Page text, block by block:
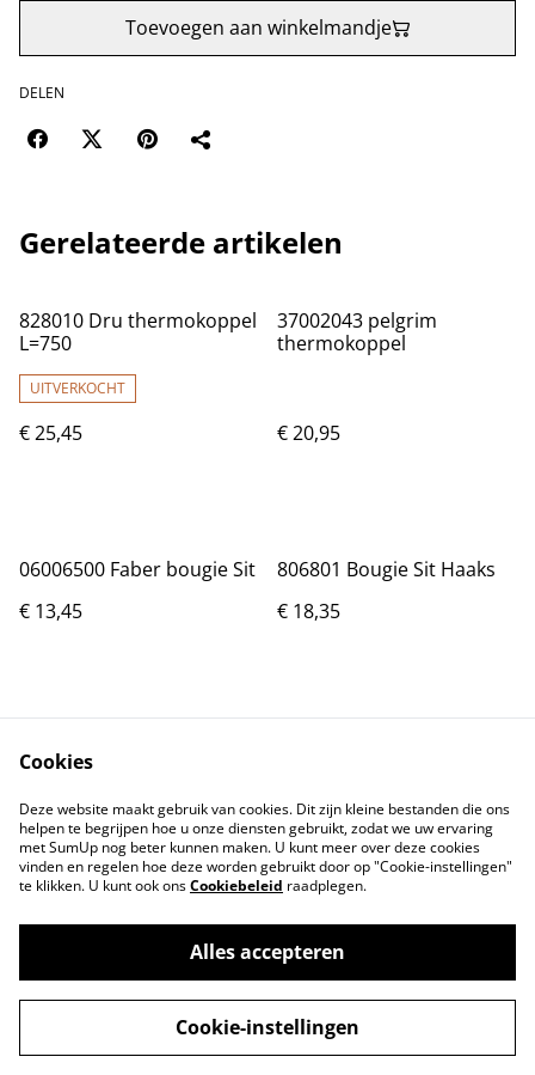
Toevoegen aan winkelmandje
DELEN
Gerelateerde artikelen
828010 Dru thermokoppel
L=750
UITVERKOCHT
€ 25,45
37002043 pelgrim
thermokoppel
€ 20,95
06006500 Faber bougie Sit
€ 13,45
806801 Bougie Sit Haaks
€ 18,35
Neem contact met
ons op
Voorwaarden
Privacybeleid
Cookiebeleid
©2026Onderdelen JM
powered by
Cookies
Deze website maakt gebruik van cookies. Dit zijn kleine bestanden die ons
helpen te begrijpen hoe u onze diensten gebruikt, zodat we uw ervaring
met SumUp nog beter kunnen maken. U kunt meer over deze cookies
vinden en regelen hoe deze worden gebruikt door op "Cookie-instellingen"
te klikken. U kunt ook onsCookiebeleid raadplegen.
Alles accepteren
Cookie-instellingen